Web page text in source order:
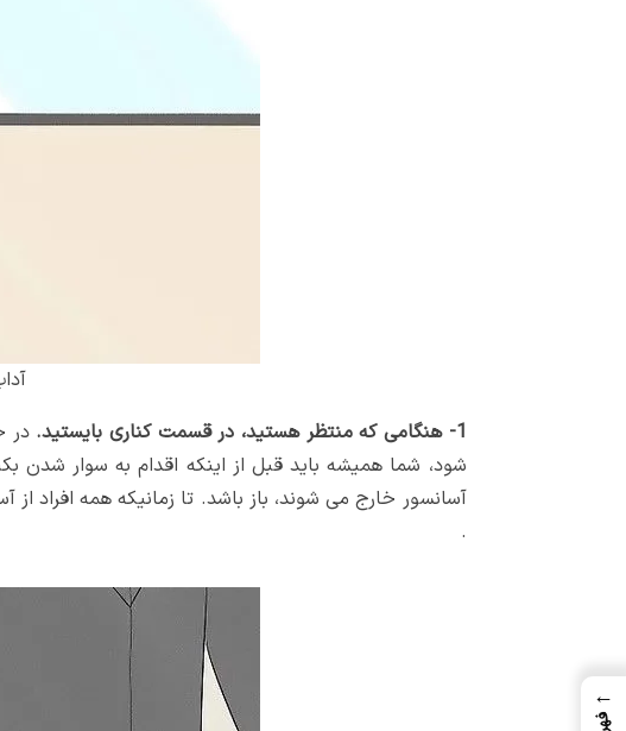
1- هنگامی که منتظر هستید، در قسمت کناری بایستید.
در
شود، شما همیشه باید قبل از اینکه اقدام به سوار شدن
آسانسور خارج می شوند، باز باشد. تا زمانیکه همه افراد
.
←